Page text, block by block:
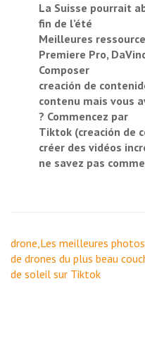
La Suisse pourrait
fin de l’été
Meilleures
Premiere Pro,
Composer
creación de
contenu mais vous
? Commencez par
Tiktok (creación de
créer des vidéos
ne savez pas
Navigation
de
l’article
drone,Les meilleures photos
de drones du plus beau
de soleil sur Tiktok